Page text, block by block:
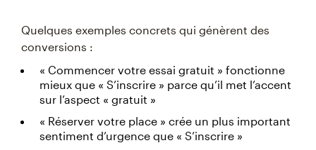
Quelques exemples concrets qui génèrent des
conversions :
« Commencer votre essai gratuit » fonctionne
mieux que « S’inscrire » parce qu’il met l’accent
sur l’aspect « gratuit »
« Réserver votre place » crée un plus important
sentiment d’urgence que « S’inscrire »